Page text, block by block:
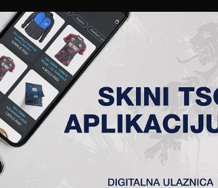
AKREDITACIJE KLUB AKADEMIJA ŽENSKI TIM